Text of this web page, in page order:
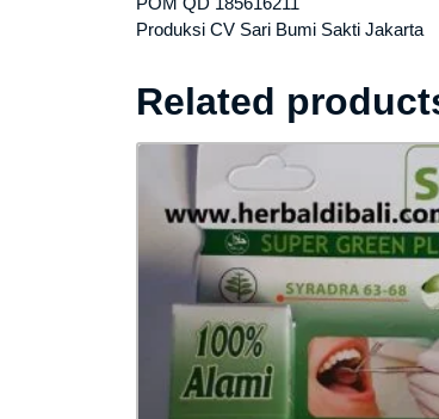
Produksi CV Sari Bumi Sakti Jakarta
Related